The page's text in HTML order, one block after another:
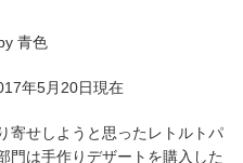
青色
年5月20日現在
寄せしようと思ったレトルトパ
門は手作りデザートを購入した